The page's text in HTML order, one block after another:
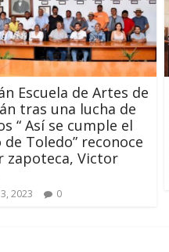
Escuela de Artes de
tras una lucha de
“ Así se cumple el
de Toledo” reconoce
zapoteca, Victor
2023 0